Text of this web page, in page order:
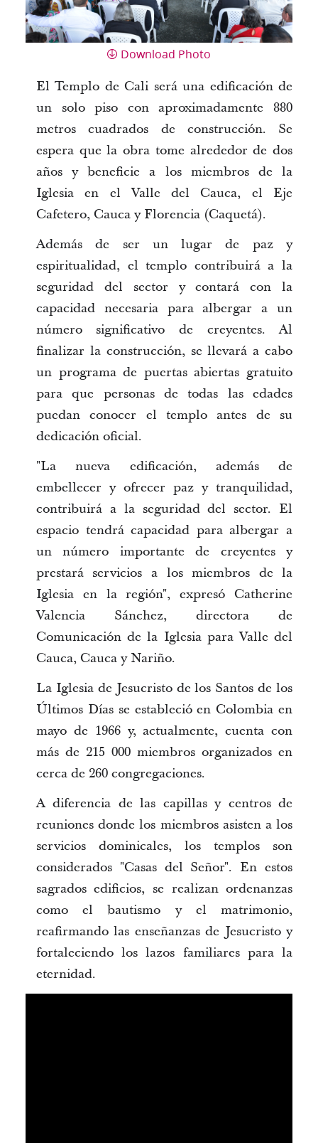
Download Photo
El Templo de Cali será una edificación de
un solo piso con aproximadamente 880
metros cuadrados de construcción. Se
espera que la obra tome alrededor de dos
años y beneficie a los miembros de la
Iglesia en el Valle del Cauca, el Eje
Cafetero, Cauca y Florencia (Caquetá).
Además de ser un lugar de paz y
espiritualidad, el templo contribuirá a la
seguridad del sector y contará con la
capacidad necesaria para albergar a un
número significativo de creyentes. Al
finalizar la construcción, se llevará a cabo
un programa de puertas abiertas gratuito
para que personas de todas las edades
puedan conocer el templo antes de su
dedicación oficial.
"La nueva edificación, además de
embellecer y ofrecer paz y tranquilidad,
contribuirá a la seguridad del sector. El
espacio tendrá capacidad para albergar a
un número importante de creyentes y
prestará servicios a los miembros de la
Iglesia en la región", expresó Catherine
Valencia Sánchez, directora de
Comunicación de la Iglesia para Valle del
Cauca, Cauca y Nariño.
La Iglesia de Jesucristo de los Santos de los
Últimos Días se estableció en Colombia en
mayo de 1966 y, actualmente, cuenta con
más de 215 000 miembros organizados en
cerca de 260 congregaciones.
A diferencia de las capillas y centros de
reuniones donde los miembros asisten a los
servicios dominicales, los templos son
considerados "Casas del Señor". En estos
sagrados edificios, se realizan ordenanzas
como el bautismo y el matrimonio,
reafirmando las enseñanzas de Jesucristo y
fortaleciendo los lazos familiares para la
eternidad.